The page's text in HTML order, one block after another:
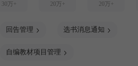
30万+ 20万+ 20万+
回告管理 选书消息通知
自编教材项目管理